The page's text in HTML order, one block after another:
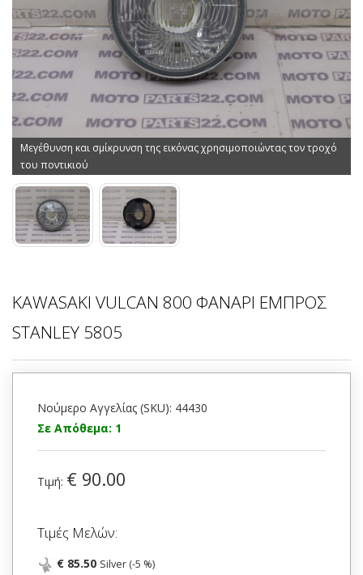
Μεγέθυνση και σμίκρυνση της εικόνας χρησιμοποιώντας τον τροχό
του ποντικιού
KAWASAKI VULCAN 800 ΦΑΝΑΡΙ ΕΜΠΡΟΣ
STANLEY 5805
Νούμερο Αγγελίας (SKU): 44430
Σε Απόθεμα: 1
Τιμή: € 90.00
Τιμές Μελών:
€ 85.50 Silver (-5 %)